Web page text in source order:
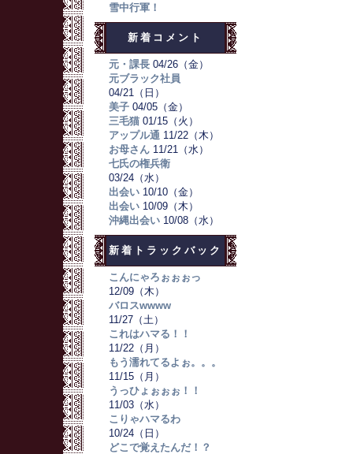
雪中行軍！
新着コメント
元・課長04/26（金）
元ブラック社員
04/21（日）
美子04/05（金）
三毛猫01/15（火）
アップル通11/22（木）
お母さん11/21（水）
七氏の権兵衛
03/24（水）
出会い10/10（金）
出会い10/09（木）
沖縄出会い10/08（水）
新着トラックバック
こんにゃろぉぉぉっ
12/09（木）
バロスwwww
11/27（土）
これはハマる！！
11/22（月）
もう濡れてるよぉ。。。
11/15（月）
うっひょぉぉぉ！！
11/03（水）
こりゃハマるわ
10/24（日）
どこで覚えたんだ！？